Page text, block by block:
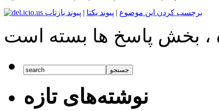
برچسب کردن این موضوع | پیوند یکتا | پیوند بازتاب
نوشته‌های تازه